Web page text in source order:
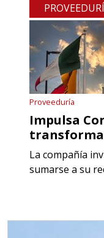
Proveeduría
Impulsa
La compañía
sumarse a su